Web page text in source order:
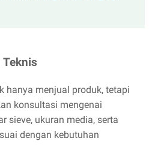
Teknis
hanya menjual produk, tetapi
konsultasi mengenai
sieve, ukuran media, serta
dengan kebutuhan